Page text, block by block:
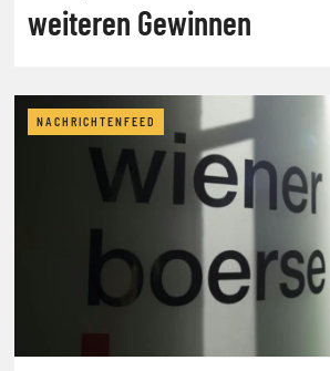
weiteren Gewinnen
NACHRICHTENFEED